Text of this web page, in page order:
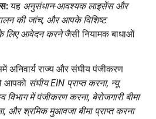
यह अनुसंधान-आवश्यक लाइसेंस और
की जांच, और आपके विशिष्ट
लिए आवेदन करनेजैसी नियामक बाधाओं
अनिवार्य राज्य और संघीय पंजीकरण
आपको संघीय EIN प्राप्त करना, न्यू
विभाग में पंजीकरण करना, बेरोजगारी बीमा
और श्रमिक मुआवजा बीमा प्राप्त करना